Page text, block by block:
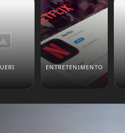
ENTRETENIMENTO